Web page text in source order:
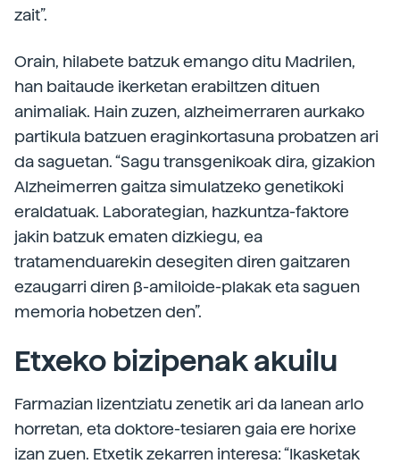
zait”.
Orain, hilabete batzuk emango ditu Madrilen,
han baitaude ikerketan erabiltzen dituen
animaliak. Hain zuzen, alzheimerraren aurkako
partikula batzuen eraginkortasuna probatzen ari
da saguetan. “Sagu transgenikoak dira, gizakion
Alzheimerren gaitza simulatzeko genetikoki
eraldatuak. Laborategian, hazkuntza-faktore
jakin batzuk ematen dizkiegu, ea
tratamenduarekin desegiten diren gaitzaren
ezaugarri diren β-amiloide-plakak eta saguen
memoria hobetzen den”.
Etxeko bizipenak akuilu
Farmazian lizentziatu zenetik ari da lanean arlo
horretan, eta doktore-tesiaren gaia ere horixe
izan zuen. Etxetik zekarren interesa: “Ikasketak